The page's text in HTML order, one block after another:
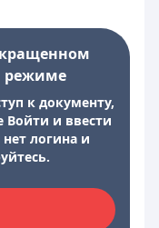
режиме
к документу,
Войти и ввести
логина и